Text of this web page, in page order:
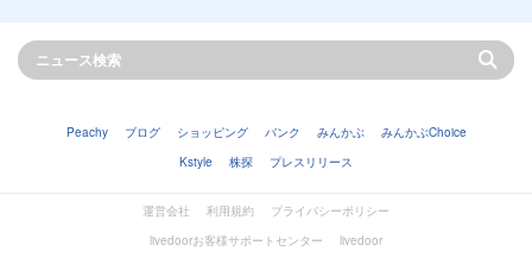
Peachy ブログ ショッピング バンク みんかぶ
みんかぶChoice
Kstyle
株探 プレスリリース
運営会社 利用規約
プライバシーポリシー
livedoorお客様サポートセンター
livedoor